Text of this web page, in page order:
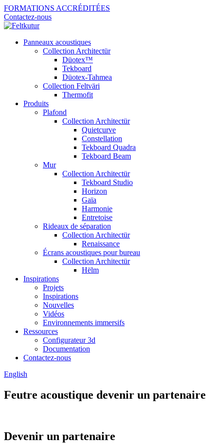
FORMATIONS ACCRÉDITÉES
Contactez-nous
Panneaux acoustiques
Collection Architectür
Düotex™
Tekboard
Düotex-Tahmea
Collection Feltväri
Thermofit
Produits
Plafond
Collection Architectür
Quietcurve
Constellation
Tekboard Quadra
Tekboard Beam
Mur
Collection Architectür
Tekboard Studio
Horizon
Gaïa
Harmonie
Entretoise
Rideaux de séparation
Collection Architectür
Renaissance
Écrans acoustiques pour bureau
Collection Architectür
Hëlm
Inspirations
Projets
Inspirations
Nouvelles
Vidéos
Environnements immersifs
Ressources
Configurateur 3d
Documentation
Contactez-nous
English
Feutre acoustique devenir un partenaire
Devenir un partenaire